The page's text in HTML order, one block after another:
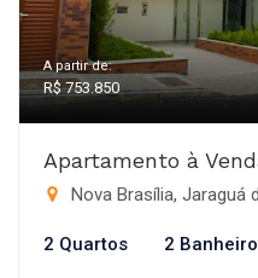
A partir de:
R$ 753.850
Apartamento à
Nova Brasília, Jaraguá
2 Quartos 2